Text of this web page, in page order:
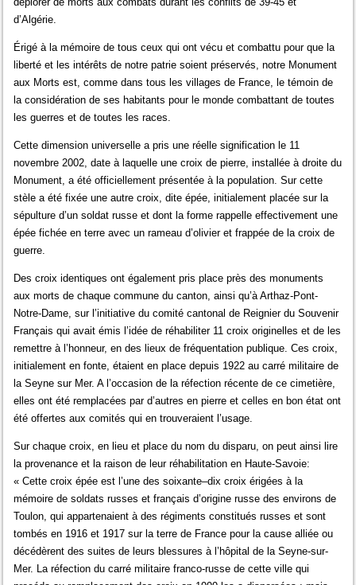
d’Algérie.
Érigé à la mémoire de tous ceux qui ont vécu et combattu pour que la
liberté et les intérêts de notre patrie soient préservés, notre Monument
aux Morts est, comme dans tous les villages de France, le témoin de
la considération de ses habitants pour le monde combattant de toutes
les guerres et de toutes les races.
Cette dimension universelle a pris une réelle signification le 11
novembre 2002, date à laquelle une croix de pierre, installée à droite du
Monument, a été officiellement présentée à la population. Sur cette
stèle a été fixée une autre croix, dite épée, initialement placée sur la
sépulture d’un soldat russe et dont la forme rappelle effectivement une
épée fichée en terre avec un rameau d’olivier et frappée de la croix de
guerre.
Des croix identiques ont également pris place près des monuments
aux morts de chaque commune du canton, ainsi qu’à Arthaz-Pont-
Notre-Dame, sur l’initiative du comité cantonal de Reignier du Souvenir
Français qui avait émis l’idée de réhabiliter 11 croix originelles et de les
remettre à l’honneur, en des lieux de fréquentation publique. Ces croix,
initialement en fonte, étaient en place depuis 1922 au carré militaire de
la Seyne sur Mer. A l’occasion de la réfection récente de ce cimetière,
elles ont été remplacées par d’autres en pierre et celles en bon état ont
été offertes aux comités qui en trouveraient l’usage.
Sur chaque croix, en lieu et place du nom du disparu, on peut ainsi lire
la provenance et la raison de leur réhabilitation en Haute-Savoie:
« Cette croix épée est l’une des soixante–dix croix érigées à la
mémoire de soldats russes et français d’origine russe des environs de
Toulon, qui appartenaient à des régiments constitués russes et sont
tombés en 1916 et 1917 sur la terre de France pour la cause alliée ou
décédèrent des suites de leurs blessures à l’hôpital de la Seyne-sur-
Mer. La réfection du carré militaire franco-russe de cette ville qui